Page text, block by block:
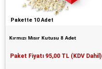
Pakette 10 Adet
Kırmızı Mısır Kutusu 8 Adet
Paket Fiyatı 95,00 TL (KDV Dahil)